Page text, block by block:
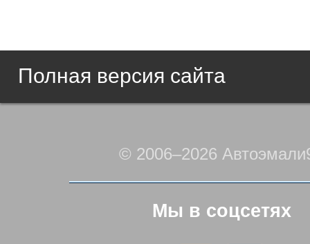
Полная версия сайта
© 2006–2026
Мы в соцсетях